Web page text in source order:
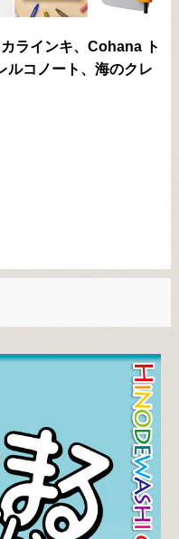
ラインキ、Cohana ト
ルコノート、海のクレ